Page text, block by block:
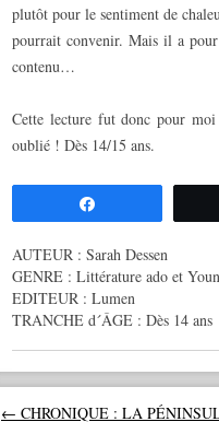
plutôt pour le sentiment de
pourrait convenir. Mais il a
contenu…
Cette lecture fut donc pour
oublié ! Dès 14/15 ans.
AUTEUR : Sarah Dessen
GENRE : Littérature ado et
EDITEUR : Lumen
TRANCHE d´ÂGE : Dès 14 ans
Navigation des articles
← CHRONIQUE : LA